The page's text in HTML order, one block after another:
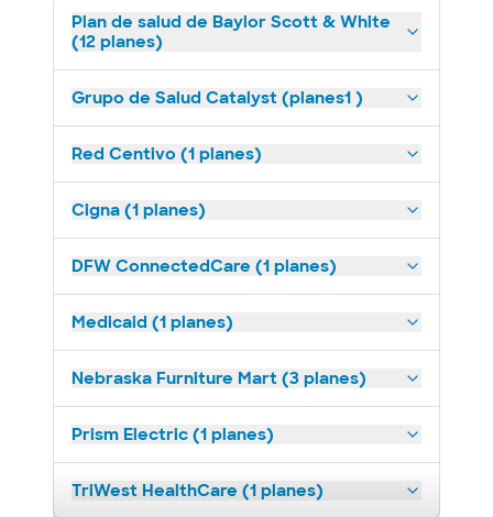
Plan de salud de Baylor Scott & White
(12 planes)
Grupo de Salud Catalyst (planes1 )
Red Centivo (1 planes)
Cigna (1 planes)
DFW ConnectedCare (1 planes)
Medicaid (1 planes)
Nebraska Furniture Mart (3 planes)
Prism Electric (1 planes)
TriWest HealthCare (1 planes)